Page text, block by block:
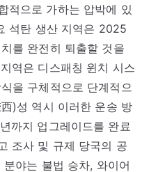
적으로 가하는 압박에 있
석탄 생산 지역은 2025
를 완전히 퇴출할 것을
역은 디스패칭 윈치 시스
을 구체적으로 단계적으
)성 역시 이러한 운송 방
까지 업그레이드를 완료
조사 및 규제 당국의 공
야는 불법 승차, 와이어